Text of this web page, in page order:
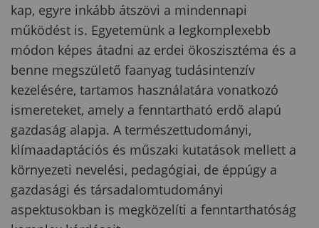
kap, egyre inkább átszövi a mindennapi
működést is. Egyetemünk a legkomplexebb
módon képes átadni az erdei ökoszisztéma és a
benne megszülető faanyag tudásintenzív
kezelésére, tartamos használatára vonatkozó
ismereteket, amely a fenntartható erdő alapú
gazdaság alapja. A természettudományi,
klímaadaptációs és műszaki kutatások mellett a
környezeti nevelési, pedagógiai, de éppúgy a
gazdasági és társadalomtudományi
aspektusokban is megközelíti a fenntarthatóság